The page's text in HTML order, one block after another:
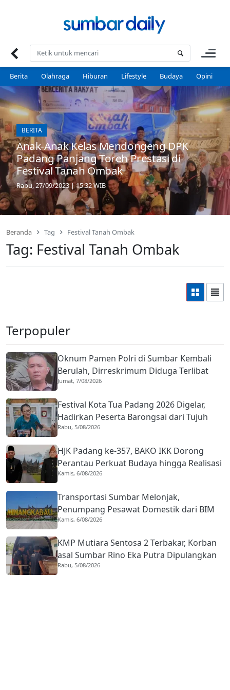
Berita Olahraga Hiburan Lifestyle Budaya Opini
BERITA
Anak-Anak Kelas Mendongeng DPK
Padang Panjang Toreh Prestasi di
Festival Tanah Ombak
Rabu, 27/09/2023 | 15:32 WIB
Beranda Tag Festival Tanah Ombak
Tag: Festival Tanah Ombak
Terpopuler
Oknum Pamen Polri di Sumbar Kembali
Berulah, Dirreskrimum Diduga Terlibat
Kekerasan dengan Seorang Sopir
Jumat, 7/08/2026
Festival Kota Tua Padang 2026 Digelar,
Hadirkan Peserta Barongsai dari Tujuh
Negara
Rabu, 5/08/2026
HJK Padang ke-357, BAKO IKK Dorong
Perantau Perkuat Budaya hingga Realisasi
Kota Gastronomi
Kamis, 6/08/2026
Transportasi Sumbar Melonjak,
Penumpang Pesawat Domestik dari BIM
Naik Hampir 33 Persen
Kamis, 6/08/2026
KMP Mutiara Sentosa 2 Terbakar, Korban
asal Sumbar Rino Eka Putra Dipulangkan
ke Agam
Rabu, 5/08/2026